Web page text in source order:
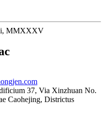
MMXXXV
37, Via Xinzhuan No.
Caohejing, Districtus